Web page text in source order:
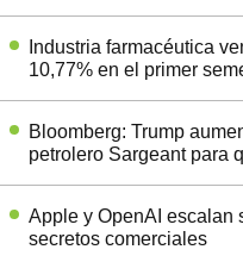
Industria farmacéutica
10,77% en el primer
Bloomberg: Trump
petrolero Sargeant para
Apple y OpenAI escalan
secretos comerciales